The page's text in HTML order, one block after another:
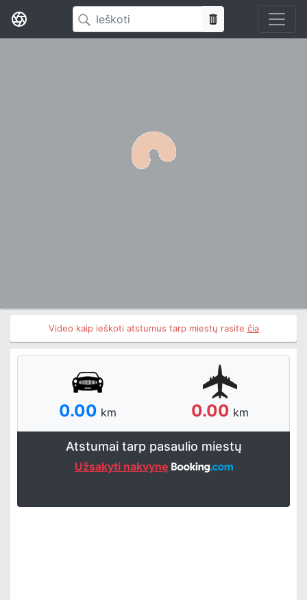
Video kaip ieškoti atstumus tarp miestų rasite čia
0.00 km 0.00 km
Atstumai tarp pasaulio miestų
Užsakyti nakvynę